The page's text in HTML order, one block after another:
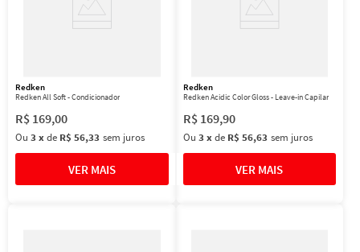
Redken
Redken All Soft - Condicionador
R$ 169,00
Ou 3 xde R$ 56,33 sem juros
Redken
Redken Acidic Color Gloss - Leave-in Capilar
R$ 169,90
Ou 3 xde R$ 56,63 sem juros